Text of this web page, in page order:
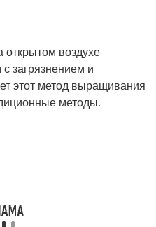
открытом воздухе
загрязнением и
этот метод выращивания
методы.